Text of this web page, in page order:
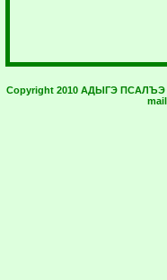
Copyright 2010 АДЫГЭ ПСАЛЪЭ